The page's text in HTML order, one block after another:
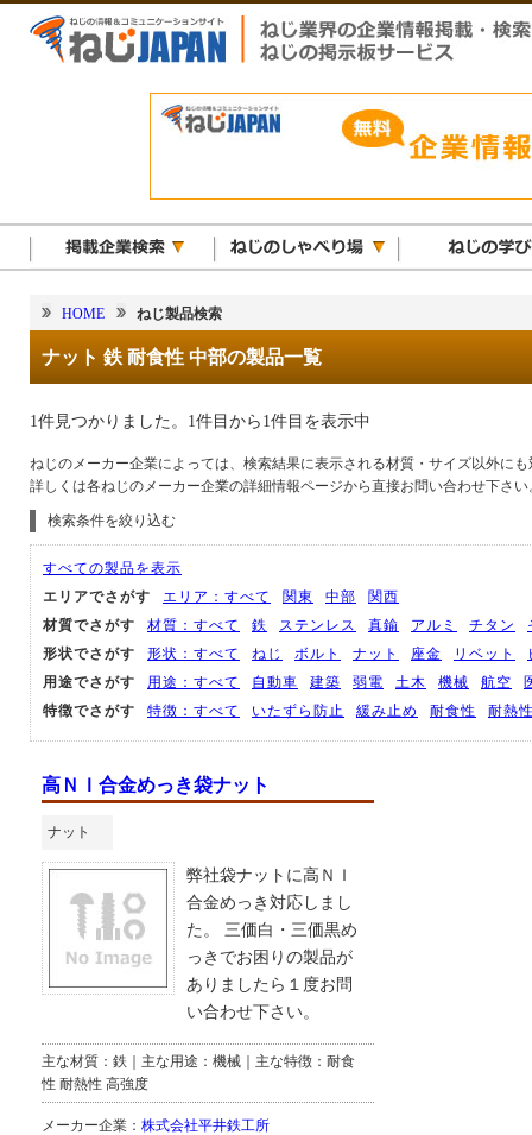
HOME ねじ製品検索
ナット 鉄 耐食性 中部の製品一覧
1件見つかりました。1件目から1件目を表示中
ねじのメーカー企業によっては、検索結果に表示される材質・サイズ以外に
詳しくは各ねじのメーカー企業の詳細情報ページから直接お問い合わせ下さい
検索条件を絞り込む
すべての製品を表示
エリアでさがす
エリア：すべて 関東 中部
関西
材質でさがす
材質：すべて 鉄 ステンレス 真鍮 アルミ チタン
形状でさがす
形状：すべて ねじ ボルト ナット 座金 リベット
用途でさがす
用途：すべて 自動車 建築 弱電 土木 機械 航空
特徴でさがす
特徴：すべて いたずら防止 緩み止め 耐食性 耐熱
高ＮＩ合金めっき袋ナット
ナット
弊社袋ナットに高ＮＩ
合金めっき対応しまし
た。 三価白・三価黒め
っきでお困りの製品が
ありましたら１度お問
い合わせ下さい。
主な材質：鉄｜主な用途：機械｜主な特徴：耐食
性 耐熱性 高強度
メーカー企業： 株式会社平井鉄工所